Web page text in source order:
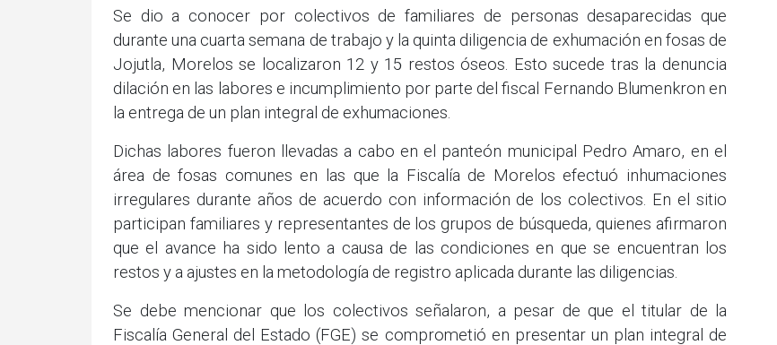
Se dio a conocer por colectivos de familiares de personas desaparecidas que
durante una cuarta semana de trabajo y la quinta diligencia de exhumación en fosas de
Jojutla, Morelos se localizaron 12 y 15 restos óseos. Esto sucede tras la denuncia
dilación en las labores e incumplimiento por parte del fiscal Fernando Blumenkron en
la entrega de un plan integral de exhumaciones.
Dichas labores fueron llevadas a cabo en el panteón municipal Pedro Amaro, en el
área de fosas comunes en las que la Fiscalía de Morelos efectuó inhumaciones
irregulares durante años de acuerdo con información de los colectivos. En el sitio
participan familiares y representantes de los grupos de búsqueda, quienes afirmaron
que el avance ha sido lento a causa de las condiciones en que se encuentran los
restos y a ajustes en la metodología de registro aplicada durante las diligencias.
Se debe mencionar que los colectivos señalaron, a pesar de que el titular de la
Fiscalía General del Estado (FGE) se comprometió en presentar un plan integral de